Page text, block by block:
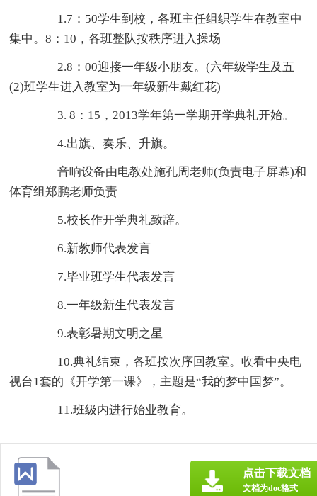
1.7：50学生到校，各班主任组织学生在教室中
集中。8：10，各班整队按秩序进入操场
2.8：00迎接一年级小朋友。(六年级学生及五
(2)班学生进入教室为一年级新生戴红花)
3. 8：15，2013学年第一学期开学典礼开始。
4.出旗、奏乐、升旗。
音响设备由电教处施孔周老师(负责电子屏幕)和
体育组郑鹏老师负责
5.校长作开学典礼致辞。
6.新教师代表发言
7.毕业班学生代表发言
8.一年级新生代表发言
9.表彰暑期文明之星
10.典礼结束，各班按次序回教室。收看中央电
视台1套的《开学第一课》，主题是“我的梦中国梦”。
11.班级内进行始业教育。
点击下载文档
文档为doc格式